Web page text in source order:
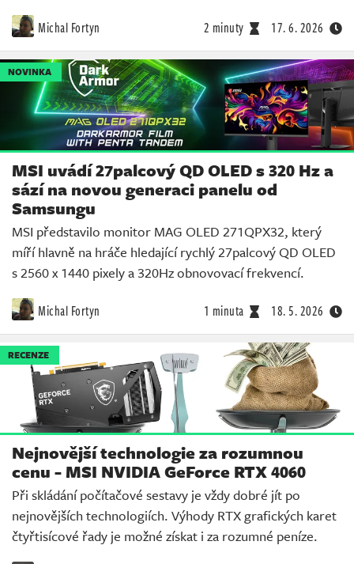
Michal Fortyn 2 minuty 17. 6. 2026
NOVINKA
MSI uvádí 27palcový QD OLED s 320 Hz a
sází na novou generaci panelu od
Samsungu
MSI představilo monitor MAG OLED 271QPX32, který
míří hlavně na hráče hledající rychlý 27palcový QD OLED
s 2560 x 1440 pixely a 320Hz obnovovací frekvencí.
Michal Fortyn 1 minuta 18. 5. 2026
RECENZE
Nejnovější technologie za rozumnou
cenu - MSI NVIDIA GeForce RTX 4060
Při skládání počítačové sestavy je vždy dobré jít po
nejnovějších technologiích. Výhody RTX grafických karet
čtyřtisícové řady je možné získat i za rozumné peníze.